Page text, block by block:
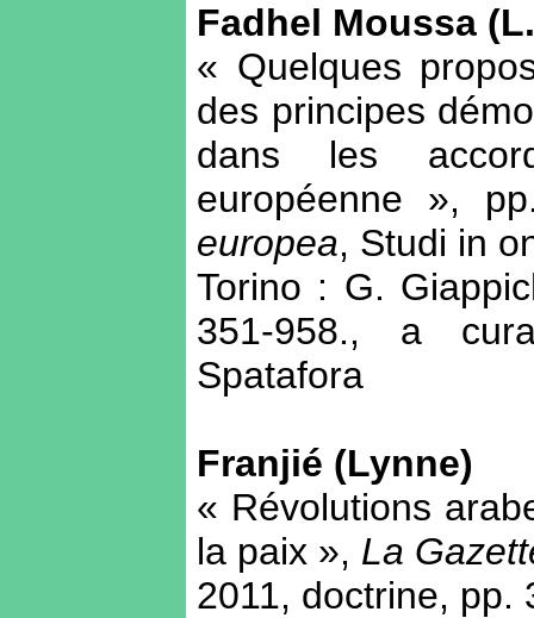
Fadhel Moussa
« Quelques
des principes
dans les
européenne »,
europea, Studi in
Torino : G.
351-958., a
Spatafora
Franjié (Lynne)
« Révolutions
la paix », La
2011, doctrine, pp.